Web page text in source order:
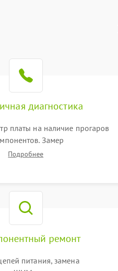
диагностика
платы на наличие прогаров
Замер
линиях питания PCI-E и
Подробнее
ремонт
питания, замена